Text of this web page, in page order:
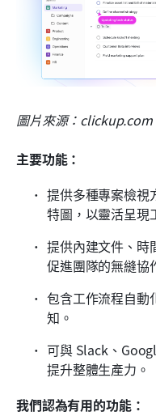
圖片來源：clickup.com
主要功能：
提供多種專案檢視
特圖，以靈活呈現
提供內建文件、時
促進團隊的無縫協
包含工作流程自動
知。
可與 Slack、
提升整體生產力。
我們認為有用的功能：